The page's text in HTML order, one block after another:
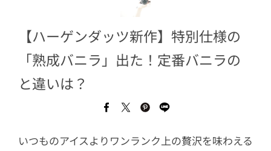
【ハーゲンダッツ新作】特別仕様の
「熟成バニラ」出た！定番バニラの
と違いは？
いつものアイスよりワンランク上の贅沢を味わえる